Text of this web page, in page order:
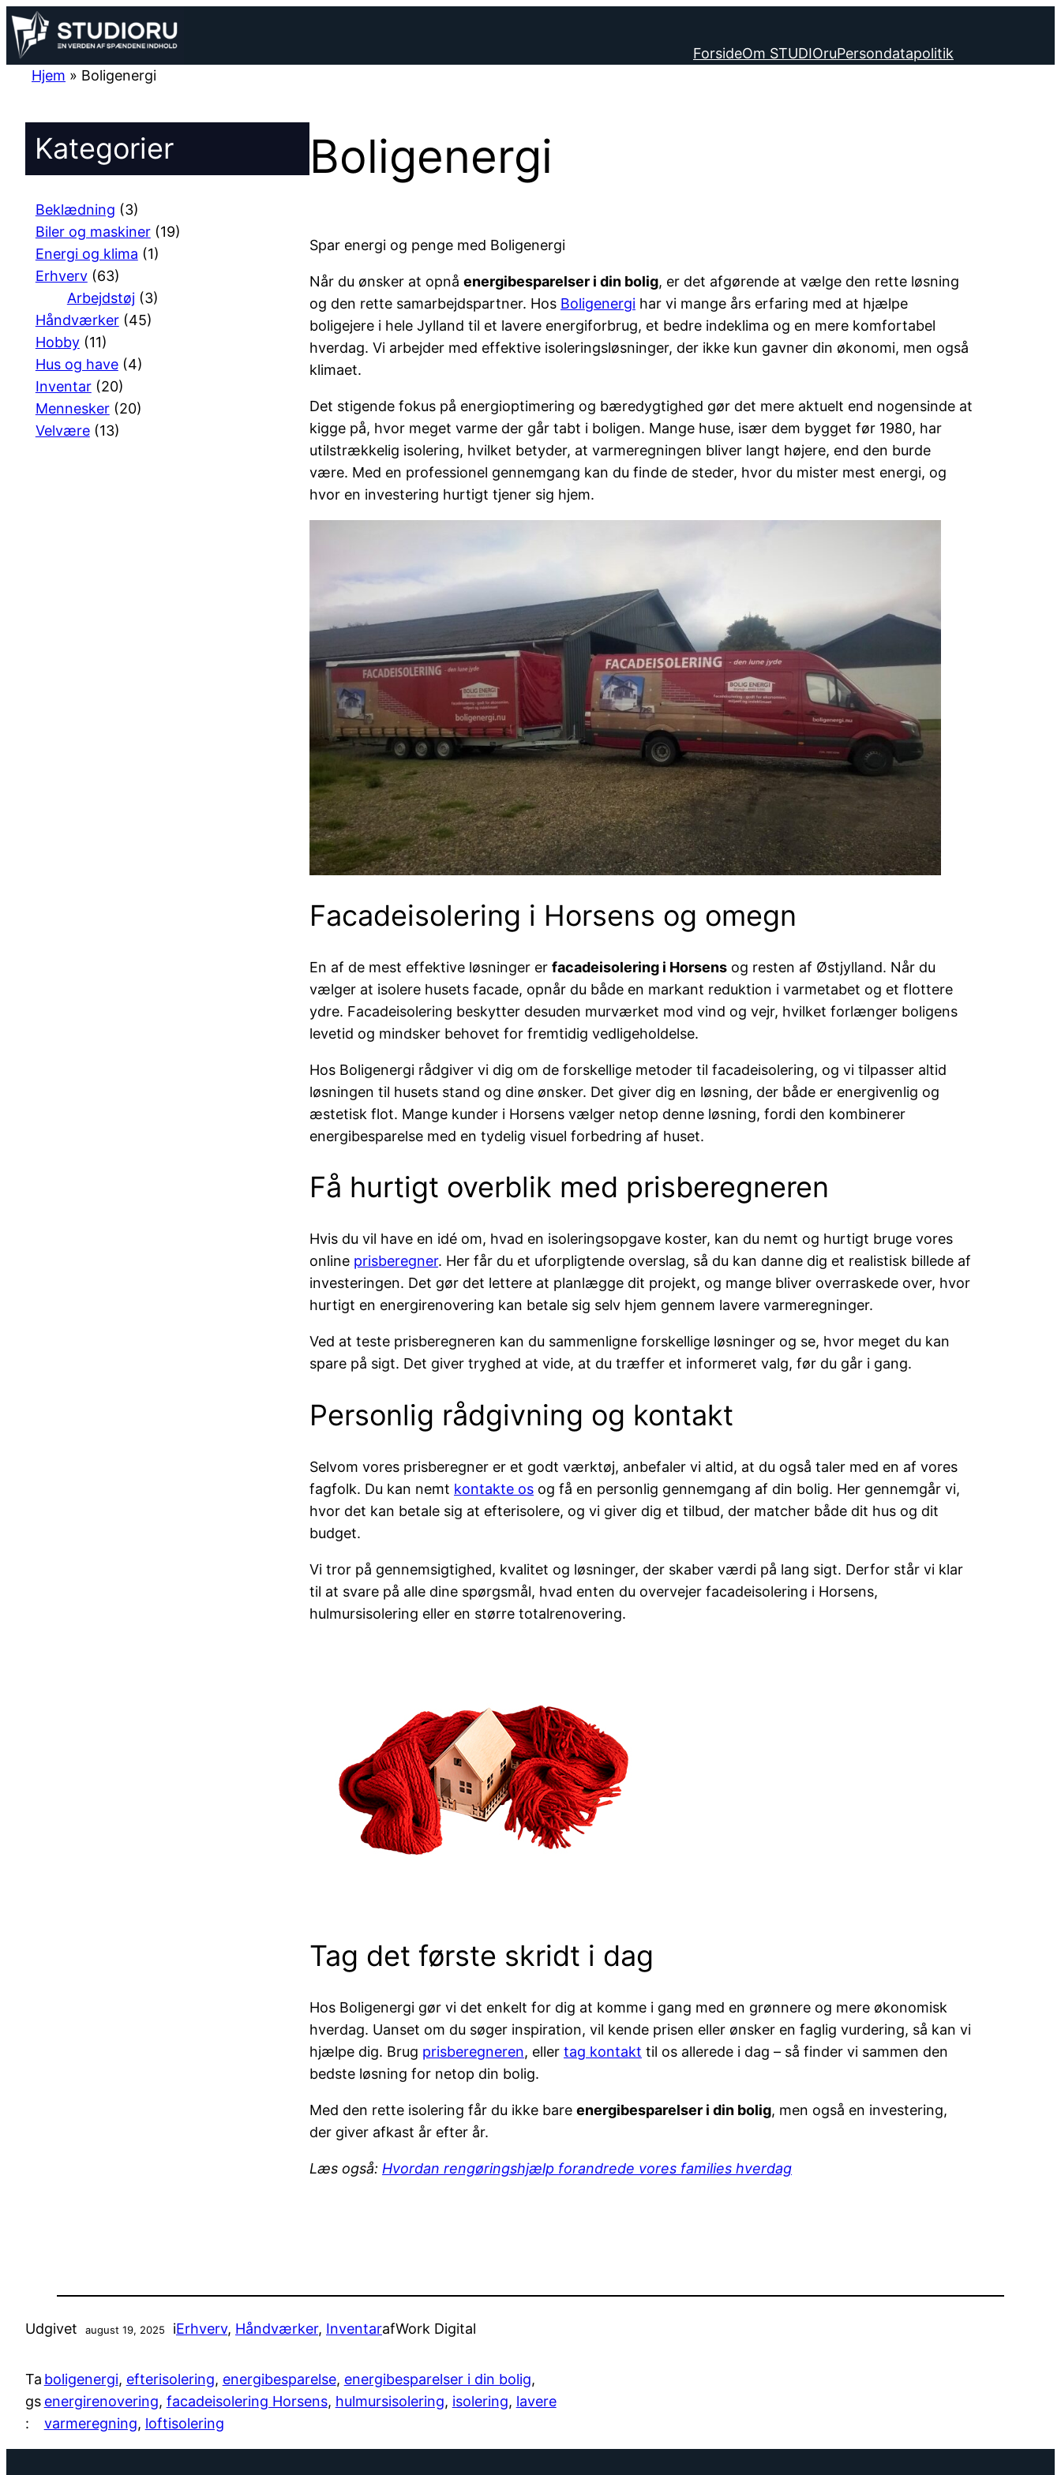
Spring
til
indhold
ForsideOm STUDIOruPersondatapolitik
Hjem » Boligenergi
Kategorier
Beklædning (3)
Biler og maskiner(19)
Energi og klima (1)
Erhverv(63)
Arbejdstøj (3)
Håndværker(45)
Hobby(11)
Hus og have(4)
Inventar(20)
Mennesker(20)
Velvære(13)
Boligenergi
Spar energi og penge med Boligenergi
Når du ønsker at opnå energibesparelser i din bolig, er det afgørende at vælge den rette løsning
og den rette samarbejdspartner. Hos Boligenergi har vi mange års erfaring med at hjælpe
boligejere i hele Jylland til et lavere energiforbrug, et bedre indeklima og en mere komfortabel
hverdag. Vi arbejder med effektive isoleringsløsninger, der ikke kun gavner din økonomi, men også
klimaet.
Det stigende fokus på energioptimering og bæredygtighed gør det mere aktuelt end nogensinde at
kigge på, hvor meget varme der går tabt i boligen. Mange huse, især dem bygget før 1980, har
utilstrækkelig isolering, hvilket betyder, at varmeregningen bliver langt højere, end den burde
være. Med en professionel gennemgang kan du finde de steder, hvor du mister mest energi, og
hvor en investering hurtigt tjener sig hjem.
Facadeisolering i Horsens og omegn
En af de mest effektive løsninger er facadeisolering i Horsens og resten af Østjylland. Når du
vælger at isolere husets facade, opnår du både en markant reduktion i varmetabet og et flottere
ydre. Facadeisolering beskytter desuden murværket mod vind og vejr, hvilket forlænger boligens
levetid og mindsker behovet for fremtidig vedligeholdelse.
Hos Boligenergi rådgiver vi dig om de forskellige metoder til facadeisolering, og vi tilpasser altid
løsningen til husets stand og dine ønsker. Det giver dig en løsning, der både er energivenlig og
æstetisk flot. Mange kunder i Horsens vælger netop denne løsning, fordi den kombinerer
energibesparelse med en tydelig visuel forbedring af huset.
Få hurtigt overblik med prisberegneren
Hvis du vil have en idé om, hvad en isoleringsopgave koster, kan du nemt og hurtigt bruge vores
online prisberegner. Her får du et uforpligtende overslag, så du kan danne dig et realistisk billede af
investeringen. Det gør det lettere at planlægge dit projekt, og mange bliver overraskede over, hvor
hurtigt en energirenovering kan betale sig selv hjem gennem lavere varmeregninger.
Ved at teste prisberegneren kan du sammenligne forskellige løsninger og se, hvor meget du kan
spare på sigt. Det giver tryghed at vide, at du træffer et informeret valg, før du går i gang.
Personlig rådgivning og kontakt
Selvom vores prisberegner er et godt værktøj, anbefaler vi altid, at du også taler med en af vores
fagfolk. Du kan nemt kontakte os og få en personlig gennemgang af din bolig. Her gennemgår vi,
hvor det kan betale sig at efterisolere, og vi giver dig et tilbud, der matcher både dit hus og dit
budget.
Vi tror på gennemsigtighed, kvalitet og løsninger, der skaber værdi på lang sigt. Derfor står vi klar
til at svare på alle dine spørgsmål, hvad enten du overvejer facadeisolering i Horsens,
hulmursisolering eller en større totalrenovering.
Tag det første skridt i dag
Hos Boligenergi gør vi det enkelt for dig at komme i gang med en grønnere og mere økonomisk
hverdag. Uanset om du søger inspiration, vil kende prisen eller ønsker en faglig vurdering, så kan vi
hjælpe dig. Brug prisberegneren, eller tag kontakt til os allerede i dag – så finder vi sammen den
bedste løsning for netop din bolig.
Med den rette isolering får du ikke bare energibesparelser i din bolig, men også en investering,
der giver afkast år efter år.
Læs også: Hvordan rengøringshjælp forandrede vores families hverdag
Udgivet august 19, 2025 iErhverv, Håndværker, InventarafWork Digital
Ta
gs
:
boligenergi, efterisolering, energibesparelse, energibesparelser i din bolig
energirenovering, facadeisolering Horsens, hulmursisolering, isolering, lavere
varmeregning, loftisolering